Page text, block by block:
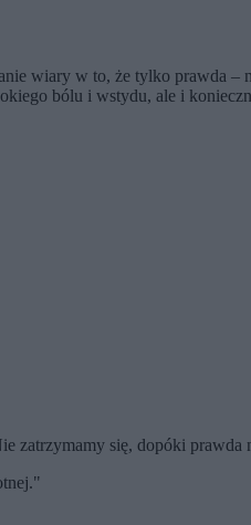
wiary w to, że tylko prawda –
bólu i wstydu, ale i
zatrzymamy się, dopóki prawda